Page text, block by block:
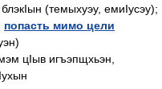
(темыхуэу, емиIусэу);
попасть мимо цели
цIыв игъэпщхьэн,